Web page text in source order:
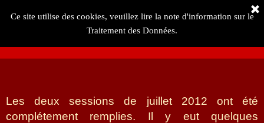
Ce site utilise des cookies, veuillez lire la note d'information sur le
Traitement des Données.
Les deux sessions de juillet 2012 ont été
complétement remplies. Il y eut quelques